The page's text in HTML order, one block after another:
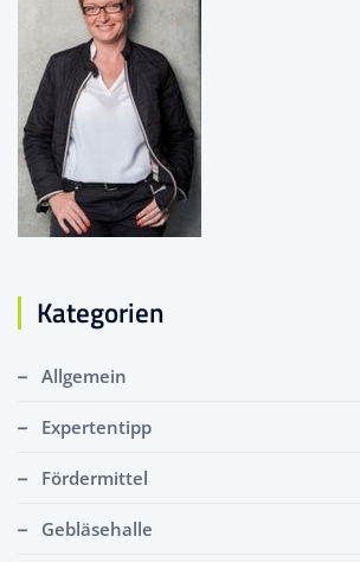
Kategorien
Allgemein
Expertentipp
Fördermittel
Gebläsehalle